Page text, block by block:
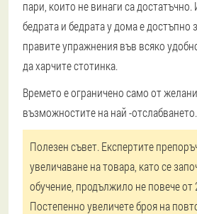
пари, които не винаги са
бедрата и бедрата у дома е достъпно
правите упражнения във всяко
да харчите стотинка.
Времето е ограничено само от
възможностите на най -отслабването.
Полезен съвет. Експертите
увеличаване на товара, като се
обучение, продължило не повече от
Постепенно увеличете броя на